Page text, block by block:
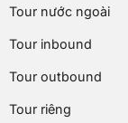
Tour nước ngoài
Tour inbound
Tour outbound
Tour riêng